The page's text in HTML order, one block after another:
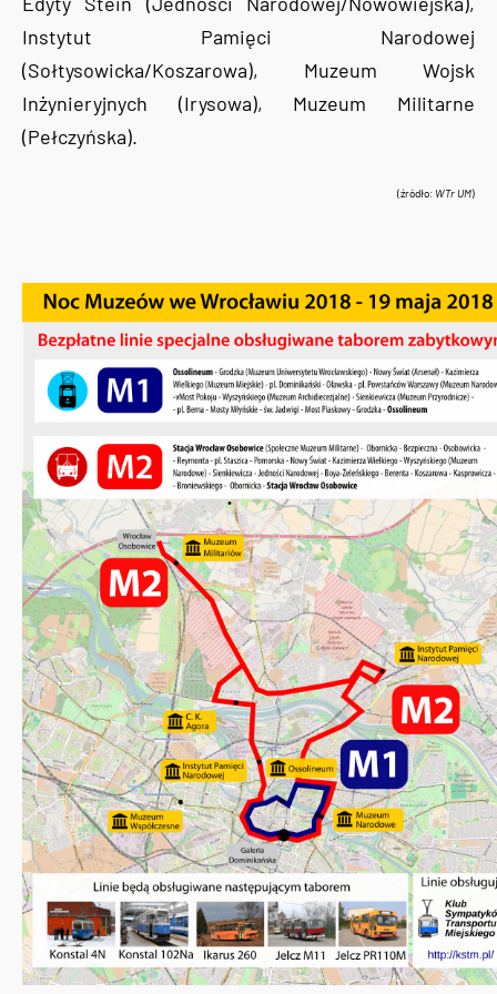
Instytut Pamięci Narodowej
(Sołtysowicka/Koszarowa), Muzeum Wojsk
Inżynieryjnych (Irysowa), Muzeum Militarne
(Pełczyńska).
(źródło: WTr UM)